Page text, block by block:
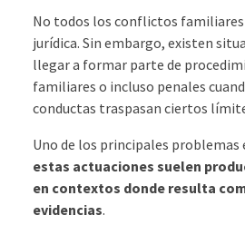
No todos los conflictos
jurídica. Sin embargo, existen
llegar a formar parte de
familiares o incluso penales
conductas traspasan ciertos
Uno de los principales problemas
estas actuaciones suelen
en contextos donde resulta
evidencias.